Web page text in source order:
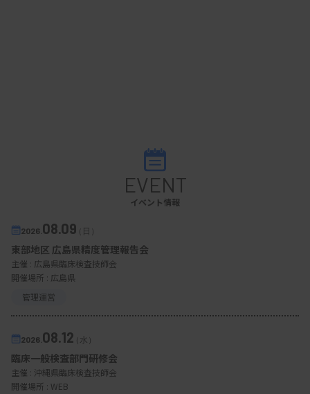
EVENT
イベント情報
2026. 08.09（日）
東部地区 広島県精度管理報告会
主催 : 広島県臨床検査技師会
開催場所 : 広島県
管理運営
2026. 08.12（水）
臨床一般検査部門研修会
主催 : 沖縄県臨床検査技師会
開催場所 : WEB